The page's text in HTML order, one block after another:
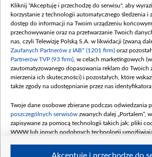
Procedura zgłoszeń
Kliknij "Akceptuję i przechodzę do serwisu", aby
korzystanie z technologii automatycznego śledzenia i
dostęp do informacji na Twoim urządzeniu
przechowywanie oraz na przetwarzanie Twoich
nas, czyli Telewizję Polską S.A. w likwidacji (zwaną
Zaufanych Partnerów z IAB* (1201 firm) oraz
Partnerów TVP (93 firm) , w celach marketingowych
zautomatyzowanego dopasowania reklam do Twoich
mierzenia ich skuteczności) i pozostałych, które
także zgody na udostępnianie przez nas
Twoje dane osobowe zbierane podczas odwiedzania
poszczególnych serwisów zwanych dalej „Portalem”,
zapisywane za pomocą technologii takich jak: pliki
WWW lub innych podobnych technologii